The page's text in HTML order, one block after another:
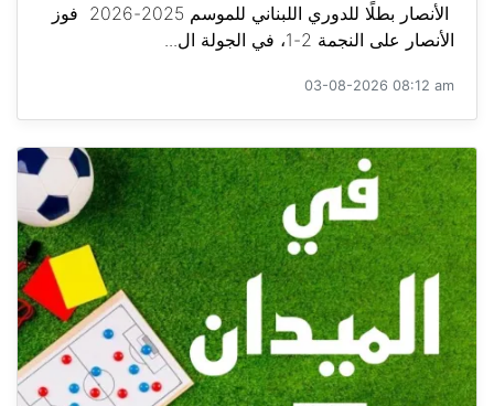
الأنصار بطلًا للدوري اللبناني للموسم 2025-2026 فوز
الأنصار على النجمة 2-1، في الجولة ال...
03-08-2026 08:12 am